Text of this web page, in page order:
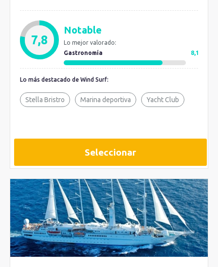
7,8
Notable
Lo mejor valorado:
Gastronomía
8,1
Lo más destacado de Wind Surf:
Stella Bristro Marina deportiva Yacht Club
Seleccionar